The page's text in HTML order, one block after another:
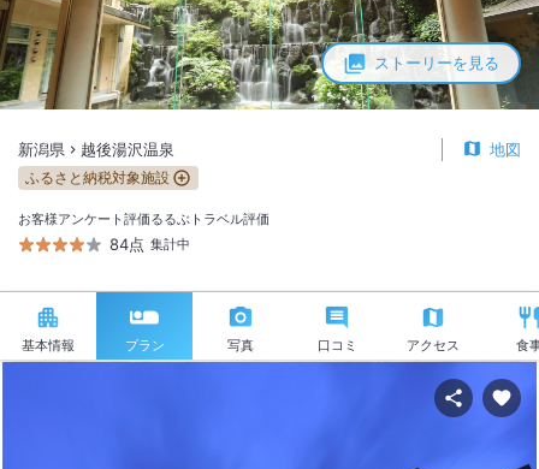
ストーリーを見る
新潟県 越後湯沢温泉 地図
ふるさと納税対象施設
お客様アンケート評価
84点
るるぶトラベル評価
集計中
基本情報 プラン 写真 口コミ アクセス 食